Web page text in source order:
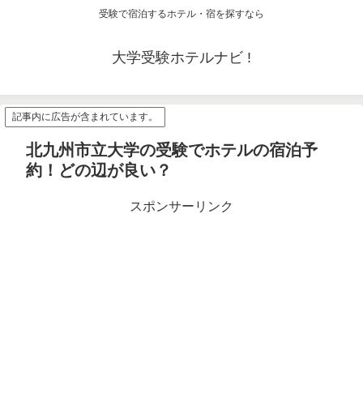
受験で宿泊するホテル・宿を探すなら
大学受験ホテルナビ !
記事内に広告が含まれています。
北九州市立大学の受験でホテルの宿泊予
約！どの辺が良い？
スポンサーリンク